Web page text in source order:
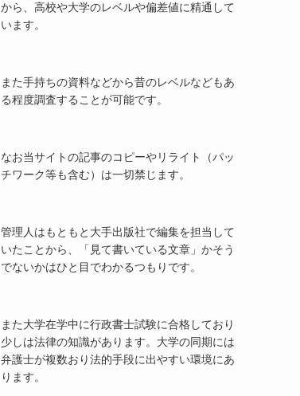
から、高校や大学のレベルや偏差値に精通して
います。
また手持ちの資料などから昔のレベルなどもあ
る程度調査することが可能です。
なお当サイトの記事のコピーやリライト（パッ
チワーク等も含む）は一切禁じます。
管理人はもともと大手出版社で編集を担当して
いたことから、「見て書いている文章」かそう
でないかはひと目でわかるつもりです。
また大学在学中に行政書士試験に合格しており
少しは法律の知識があります。大学の同期には
弁護士が複数おり法的手段に出やすい環境にあ
ります。